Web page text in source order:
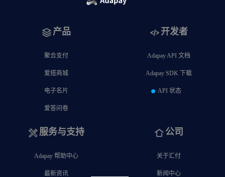
产品
聚合支付
爱搭商城
电子名片
爱答问卷
开发者
Adapay API 文档
Adapay SDK 下载
API 状态
服务与支持
Adapay 帮助中心
最新资讯
公司
关于汇付
新闻中心